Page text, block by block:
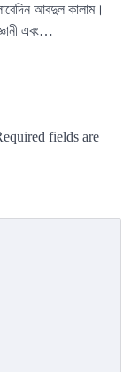
আবদুল কালাম।
এবং…
fields are